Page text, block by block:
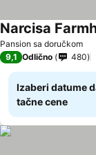
Pansion sa doručkom
Narcisa
9,1 Odlično 480
Izaberi datume
tačne cene